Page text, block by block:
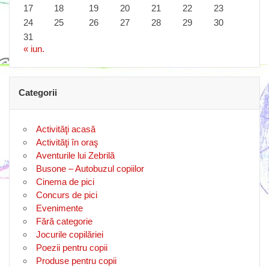
17
18 19 20 21 22
23
24
25 26 27 28 29
30
31
« iun.
Categorii
Activităţi acasă
Activităţi în oraş
Aventurile lui Zebrilă
Busone – Autobuzul copiilor
Cinema de pici
Concurs de pici
Evenimente
Fără categorie
Jocurile copilăriei
Poezii pentru copii
Produse pentru copii